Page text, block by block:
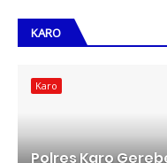
KARO
Karo
Polres Karo